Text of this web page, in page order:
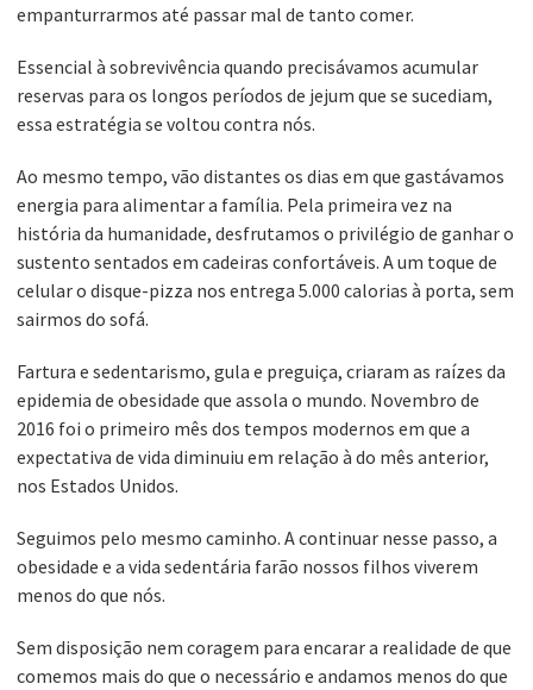
empanturrarmos até passar mal de tanto comer.
Essencial à sobrevivência quando precisávamos acumular
reservas para os longos períodos de jejum que se sucediam,
essa estratégia se voltou contra nós.
Ao mesmo tempo, vão distantes os dias em que gastávamos
energia para alimentar a família. Pela primeira vez na
história da humanidade, desfrutamos o privilégio de ganhar o
sustento sentados em cadeiras confortáveis. A um toque de
celular o disque-pizza nos entrega 5.000 calorias à porta, sem
sairmos do sofá.
Fartura e sedentarismo, gula e preguiça, criaram as raízes da
epidemia de obesidade que assola o mundo. Novembro de
2016 foi o primeiro mês dos tempos modernos em que a
expectativa de vida diminuiu em relação à do mês anterior,
nos Estados Unidos.
Seguimos pelo mesmo caminho. A continuar nesse passo, a
obesidade e a vida sedentária farão nossos filhos viverem
menos do que nós.
Sem disposição nem coragem para encarar a realidade de que
comemos mais do que o necessário e andamos menos do que